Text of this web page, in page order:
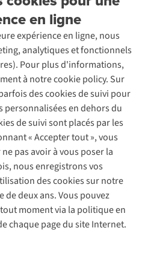
en ligne
expérience en ligne, nous
analytiques et fonctionnels
Pour plus d'informations,
à notre cookie policy. Sur
des cookies de suivi pour
en dehors du
de suivi sont placés par les
« Accepter tout », vous
pas avoir à vous poser la
nous enregistrons vos
des cookies sur notre
deux ans. Vous pouvez
moment via la politique en
chaque page du site Internet.
nous
Politique de confidentialité
Cookie Policy